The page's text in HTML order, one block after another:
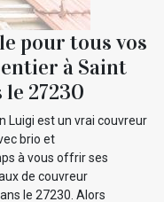
pour tous vos
à Saint
27230
Luigi est un vrai couvreur
brio et
à vous offrir ses
de couvreur
le 27230. Alors